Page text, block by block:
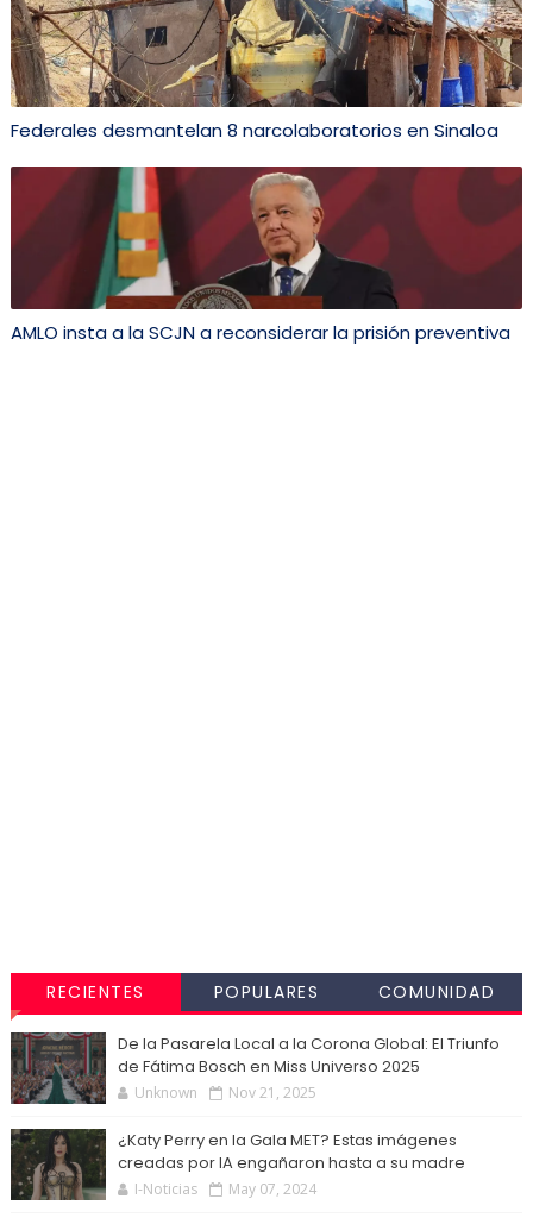
Federales desmantelan 8 narcolaboratorios en Sinaloa
AMLO insta a la SCJN a reconsiderar la prisión preventiva
RECIENTES POPULARES COMUNIDAD
De la Pasarela Local a la Corona Global: El Triunfo
de Fátima Bosch en Miss Universo 2025
Unknown Nov 21, 2025
¿Katy Perry en la Gala MET? Estas imágenes
creadas por IA engañaron hasta a su madre
I-Noticias May 07, 2024